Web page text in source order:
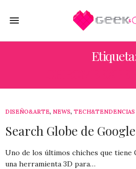
DISEÑO&ARTE, NEWS, TECH&TENDENCIAS
Search Globe de
Uno de los últimos chiches que tiene
una herramienta 3D para…